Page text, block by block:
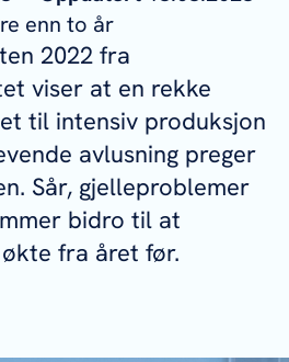
enn to år
2022 fra
viser at en rekke
til intensiv produksjon
avlusning preger
Sår, gjelleproblemer
bidro til at
fra året før.